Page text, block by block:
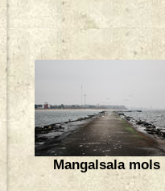
Mangalsala mols